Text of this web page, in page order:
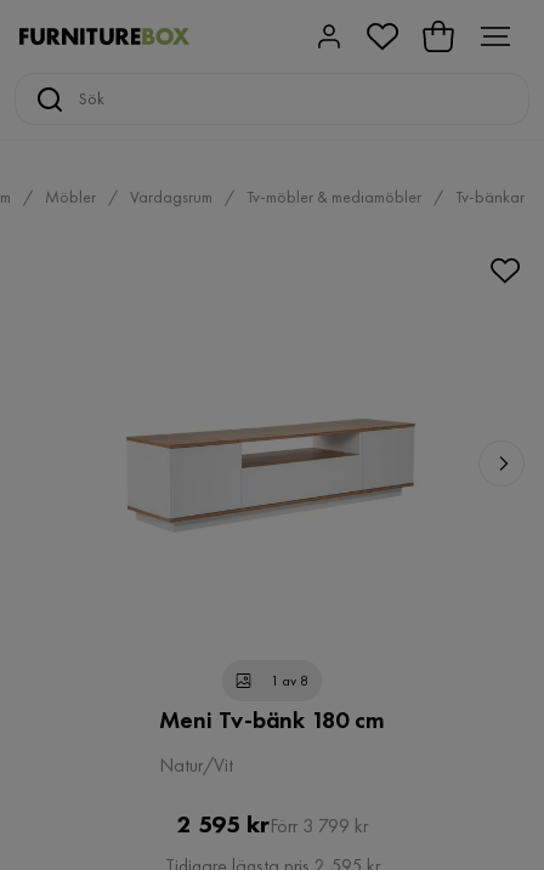
Möbler Vardagsrum Tv-möbler & mediamöbler Tv-bänkar
1 av 8
Meni Tv-bänk 180 cm
Natur/Vit
Pris
2 595 krOriginal
Pris
Förr 3 799 kr